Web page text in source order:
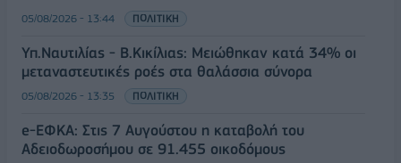
05/08/2026 - 13:44 ΠΟΛΙΤΙΚΗ
Υπ.Ναυτιλίας - B.Κικίλιας: Μειώθηκαν κατά 34% οι
μεταναστευτικές ροές στα θαλάσσια σύνορα
05/08/2026 - 13:35 ΠΟΛΙΤΙΚΗ
e-ΕΦΚΑ: Στις 7 Αυγούστου η καταβολή του
Αδειοδωροσήμου σε 91.455 οικοδόμους